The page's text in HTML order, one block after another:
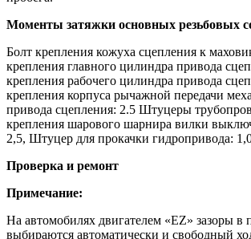
Моменты затяжки основных резьбовых
Болт крепления кожуха сцепления к
крепления главного цилиндра привода
крепления рабочего цилиндра привода
крепления корпуса рычажной передачи
привода сцепления: 2.5 Штуцеры
крепления шарового шарнира вилки
2,5, Штуцер для прокачки гидропривода:
Проверка и ремонт
Примечание:
На автомобилях двигателем «EZ» зазоры в
выбираются автоматически и свободный